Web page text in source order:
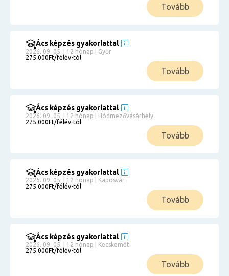
Tovább
Ács képzés gyakorlattal
2026. 09. 05. | 12 hónap | Győr
275.000Ft/félév-tól
Tovább
Ács képzés gyakorlattal
2026. 09. 05. | 12 hónap | Hódmezővásárhely
275.000Ft/félév-tól
Tovább
Ács képzés gyakorlattal
2026. 09. 05. | 12 hónap | Kaposvár
275.000Ft/félév-tól
Tovább
Ács képzés gyakorlattal
2026. 09. 05. | 12 hónap | Kecskemét
275.000Ft/félév-tól
Tovább